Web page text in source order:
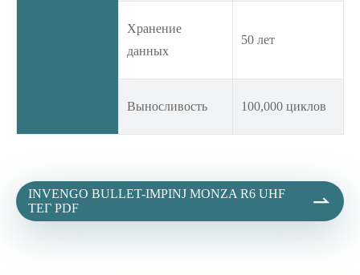
Хранение
данных
50 лет
Выносливость 100,000 циклов
INVENGO BULLET-IMPINJ MONZA R6 UHF
ТЕГ PDF
